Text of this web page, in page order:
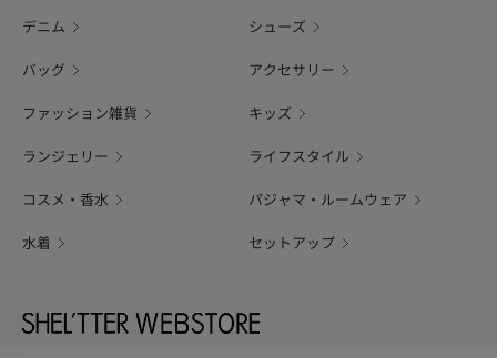
デニム シューズ
バッグ アクセサリー
ファッション雑貨 キッズ
ランジェリー ライフスタイル
コスメ・香水 パジャマ・ルームウェア
水着 セットアップ